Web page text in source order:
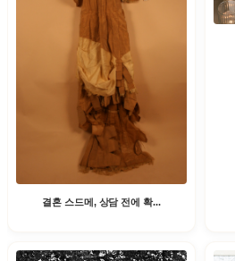
결혼 스드메, 상담 전에 확...